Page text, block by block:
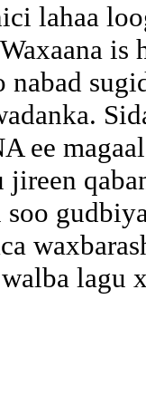
lahaa
ee
soo
lagu